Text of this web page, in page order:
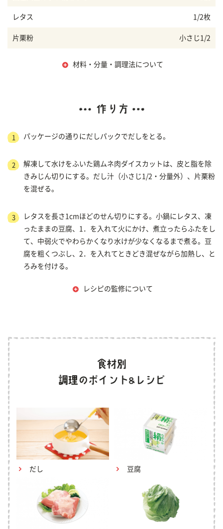
レタス 1/2枚
片栗粉 小さじ1/2
材料・分量・調理法について
1 パッケージの通りにだしパックでだしをとる。
2
解凍して水けをふいた鶏ムネ肉ダイスカットは、皮と脂を除
きみじん切りにする。だし汁（小さじ1/2・分量外）、片栗粉
を混ぜる。
3
レタスを長さ1cmほどのせん切りにする。小鍋にレタス、凍
ったままの豆腐、1．を入れて火にかけ、煮立ったらふたをし
て、中弱火でやわらかくなり水けが少なくなるまで煮る。豆
腐を粗くつぶし、2．を入れてときどき混ぜながら加熱し、と
ろみを付ける。
レシピの監修について
だし 豆腐